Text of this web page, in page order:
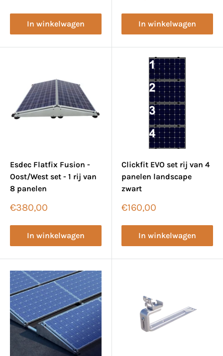
In winkelwagen In winkelwagen
Esdec Flatfix Fusion -
Oost/West set - 1 rij van
8 panelen
Verkoopprijs
€380,00
In winkelwagen
Clickfit EVO set rij van 4
panelen landscape
zwart
Verkoopprijs
€160,00
In winkelwagen